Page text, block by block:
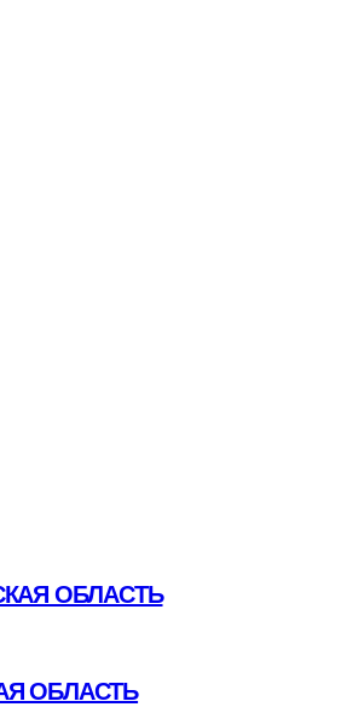
ОБЛАСТЬ
ОБЛАСТЬ